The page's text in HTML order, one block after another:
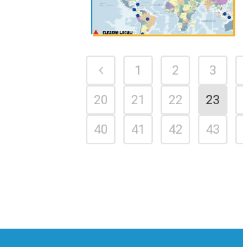
1 2 3
20
21 22 23
40
41 42 43